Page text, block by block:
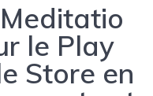
le Play
Store en